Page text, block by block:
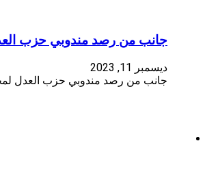
جانب من رصد مندوبي حزب العدل
ديسمبر 11, 2023
جانب من رصد مندوبي حزب العدل